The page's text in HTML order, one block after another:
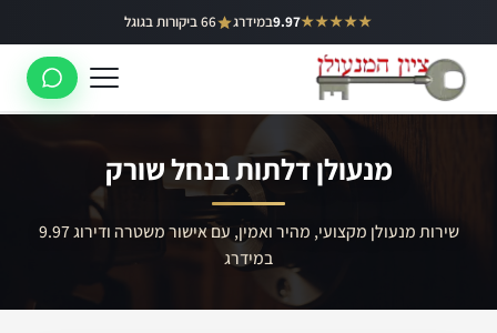
לתוכן
★★★★★
9.97במידרג 66 ביקורות בגוגל באר יעקב
ראשון לציון
רמלה
מנעולן דלתות בנחל שורק
שירות מנעולן מקצועי, מהיר ואמין, עם אישור משטרה ודירוג 9.97
במידרג